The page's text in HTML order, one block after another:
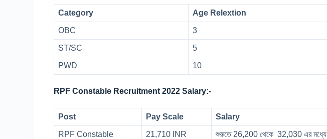
Category Age Relextion
OBC 3
ST/SC 5
PWD 10
RPF Constable Recruitment 2022 Salary:-
Post Pay Scale Salary
RPF Constable 21,710 INR শুরুতে 26,200 থেকে 32,030 এর মধ্যে